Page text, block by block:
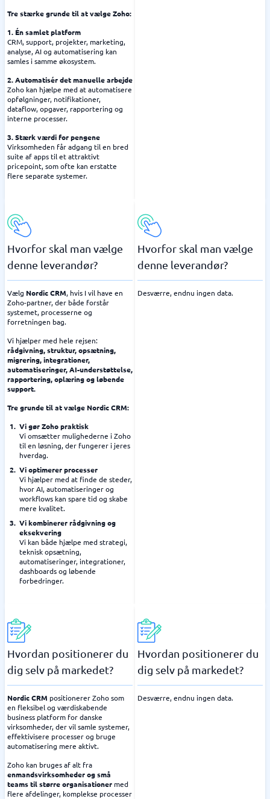
Tre stærke grunde til at vælge Zoho:
1. Én samlet platform
CRM, support, projekter, marketing,
analyse, AI og automatisering kan
samles i samme økosystem.
2. Automatisér det manuelle arbejde
Zoho kan hjælpe med at automatisere
opfølgninger, notifikationer,
dataflow, opgaver, rapportering og
interne processer.
3. Stærk værdi for pengene
Virksomheden får adgang til en bred
suite af apps til et attraktivt
pricepoint, som ofte kan erstatte
flere separate systemer.
Hvorfor skal man vælge
denne leverandør?
Vælg Nordic CRM, hvis I vil have en
Zoho-partner, der både forstår
systemet, processerne og
forretningen bag.
Vi hjælper med hele rejsen:
rådgivning, struktur, opsætning,
migrering, integrationer,
automatiseringer, AI-understøttelse,
rapportering, oplæring og løbende
support.
Tre grunde til at vælge Nordic CRM:
Vi gør Zoho praktisk
Vi omsætter mulighederne i Zoho
til en løsning, der fungerer i jeres
hverdag.
Vi optimerer processer
Vi hjælper med at finde de steder,
hvor AI, automatiseringer og
workflows kan spare tid og skabe
mere kvalitet.
Vi kombinerer rådgivning og
eksekvering
Vi kan både hjælpe med strategi,
teknisk opsætning,
automatiseringer, integrationer,
dashboards og løbende
forbedringer.
Hvorfor skal man vælge
denne leverandør?
Desværre, endnu ingen data.
Hvordan positionerer du
dig selv på markedet?
Nordic CRM positionerer Zoho som
en fleksibel og værdiskabende
business platform for danske
virksomheder, der vil samle systemer,
effektivisere processer og bruge
automatisering mere aktivt.
Zoho kan bruges af alt fra
enmandsvirksomheder og små
teams til større organisationer med
flere afdelinger, komplekse processer
Hvordan positionerer du
dig selv på markedet?
Desværre, endnu ingen data.